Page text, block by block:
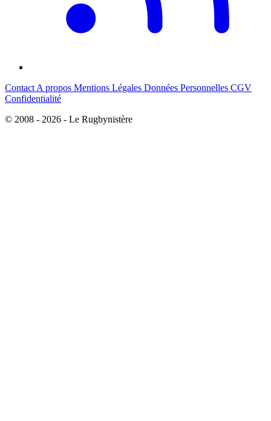
Contact A propos Mentions Légales Données Personnelles CGV
Confidentialité
© 2008 - 2026 - Le Rugbynistère